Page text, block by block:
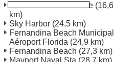
Jacksonville en Floride (16,6
km)
Sky Harbor (24,5 km)
Fernandina Beach Municipal
Aéroport Florida (24,9 km)
Fernandina Beach (27,3 km)
Mayport Naval Sta (28,7 km)